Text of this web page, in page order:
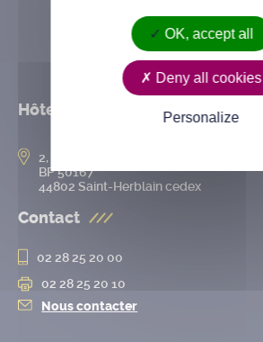
Hôtel de ville
2, rue de l’Hôtel-de-Ville
BP 50167
44802 Saint-Herblain cedex
Contact
02 28 25 20 00
02 28 25 20 10
Nous contacter
OK, accept all
Deny all cookies
Personalize